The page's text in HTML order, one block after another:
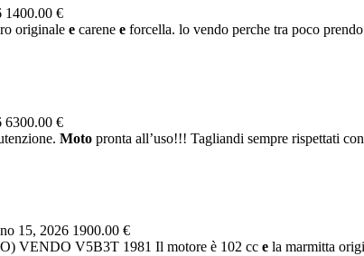
1400.00 €
originale e carene e forcella. lo vendo perche tra poco
6300.00 €
Moto pronta all’uso!!! Tagliandi sempre rispettati
15, 2026 1900.00 €
VENDO V5B3T 1981 Il motore è 102 cc e la marmitta